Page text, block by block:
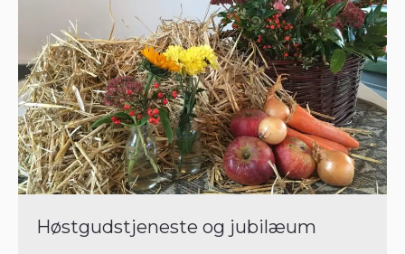
Høstgudstjeneste og jubilæum